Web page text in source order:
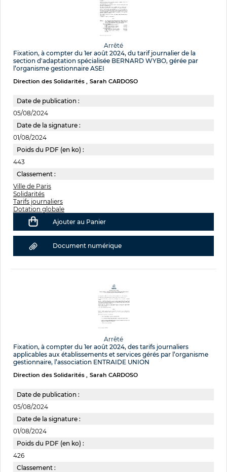
Arrêté
Fixation, à compter du 1er août 2024, du tarif journalier de la
section d'adaptation spécialisée BERNARD WYBO, gérée par
l’organisme gestionnaire ASEI
Direction des Solidarités Sarah CARDOSO
Date de publication :
05/08/2024
Date de la signature :
01/08/2024
Poids du PDF (en ko) :
443
Classement :
Ville de Paris
Solidarités
Tarifs journaliers
Dotation globale
Ajouter au Panier
Document numérique
Arrêté
Fixation, à compter du 1er août 2024, des tarifs journaliers
applicables aux établissements et services gérés par l’organisme
gestionnaire, l’association ENTRAIDE UNION
Direction des Solidarités Sarah CARDOSO
Date de publication :
05/08/2024
Date de la signature :
01/08/2024
Poids du PDF (en ko) :
426
Classement :